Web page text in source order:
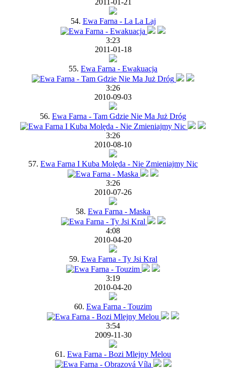
54. Ewa Farna - La La Laj
3:23
2011-01-18
55. Ewa Farna - Ewakuacja
3:26
2010-09-03
56. Ewa Farna - Tam Gdzie Nie Ma Już Dróg
3:26
2010-08-10
57. Ewa Farna I Kuba Molęda - Nie Zmieniajmy Nic
3:26
2010-07-26
58. Ewa Farna - Maska
4:08
2010-04-20
59. Ewa Farna - Ty Jsi Kral
3:19
2010-04-20
60. Ewa Farna - Touzim
3:54
2009-11-30
61. Ewa Farna - Bozi Mlejny Melou